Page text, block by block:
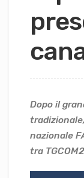
Dopo il
nazionale
tra